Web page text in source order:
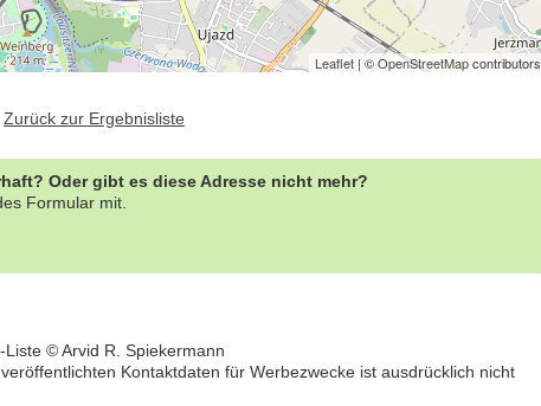
Leaflet | ©OpenStreetMapcontributors
Zurück zur Ergebnisliste
Oder gibt es diese Adresse nicht mehr?
Formular mit.
© Arvid R. Spiekermann
Kontaktdaten für Werbezwecke ist ausdrücklich nicht